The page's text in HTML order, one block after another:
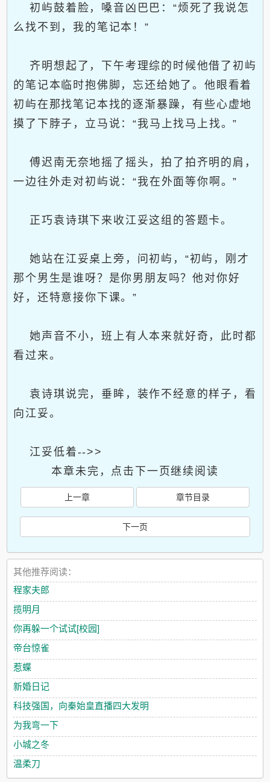
初屿鼓着脸，嗓音凶巴巴：“烦死了我说怎
么找不到，我的笔记本！”
齐明想起了，下午考理综的时候他借了初屿
的笔记本临时抱佛脚，忘还给她了。他眼看着
初屿在那找笔记本找的逐渐暴躁，有些心虚地
摸了下脖子，立马说：“我马上找马上找。”
傅迟南无奈地摇了摇头，拍了拍齐明的肩，
一边往外走对初屿说：“我在外面等你啊。”
正巧袁诗琪下来收江妥这组的答题卡。
她站在江妥桌上旁，问初屿，“初屿，刚才
那个男生是谁呀？是你男朋友吗？他对你好
好，还特意接你下课。”
她声音不小，班上有人本来就好奇，此时都
看过来。
袁诗琪说完，垂眸，装作不经意的样子，看
向江妥。
江妥低着-->>
本章未完，点击下一页继续阅读
上一章 章节目录
下一页
其他推荐阅读：
程家夫郎
揽明月
你再躲一个试试[校园]
帝台惊雀
惹蝶
新婚日记
科技强国，向秦始皇直播四大发明
为我弯一下
小城之冬
温柔刀